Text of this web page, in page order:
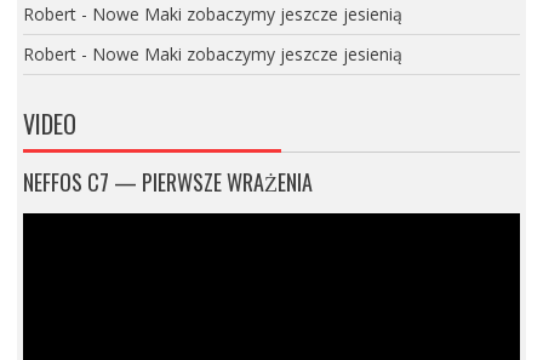
Robert- Nowe Maki zobaczymy jeszcze jesienią
Robert- Nowe Maki zobaczymy jeszcze jesienią
VIDEO
NEFFOS C7 — PIERWSZE WRAŻENIA